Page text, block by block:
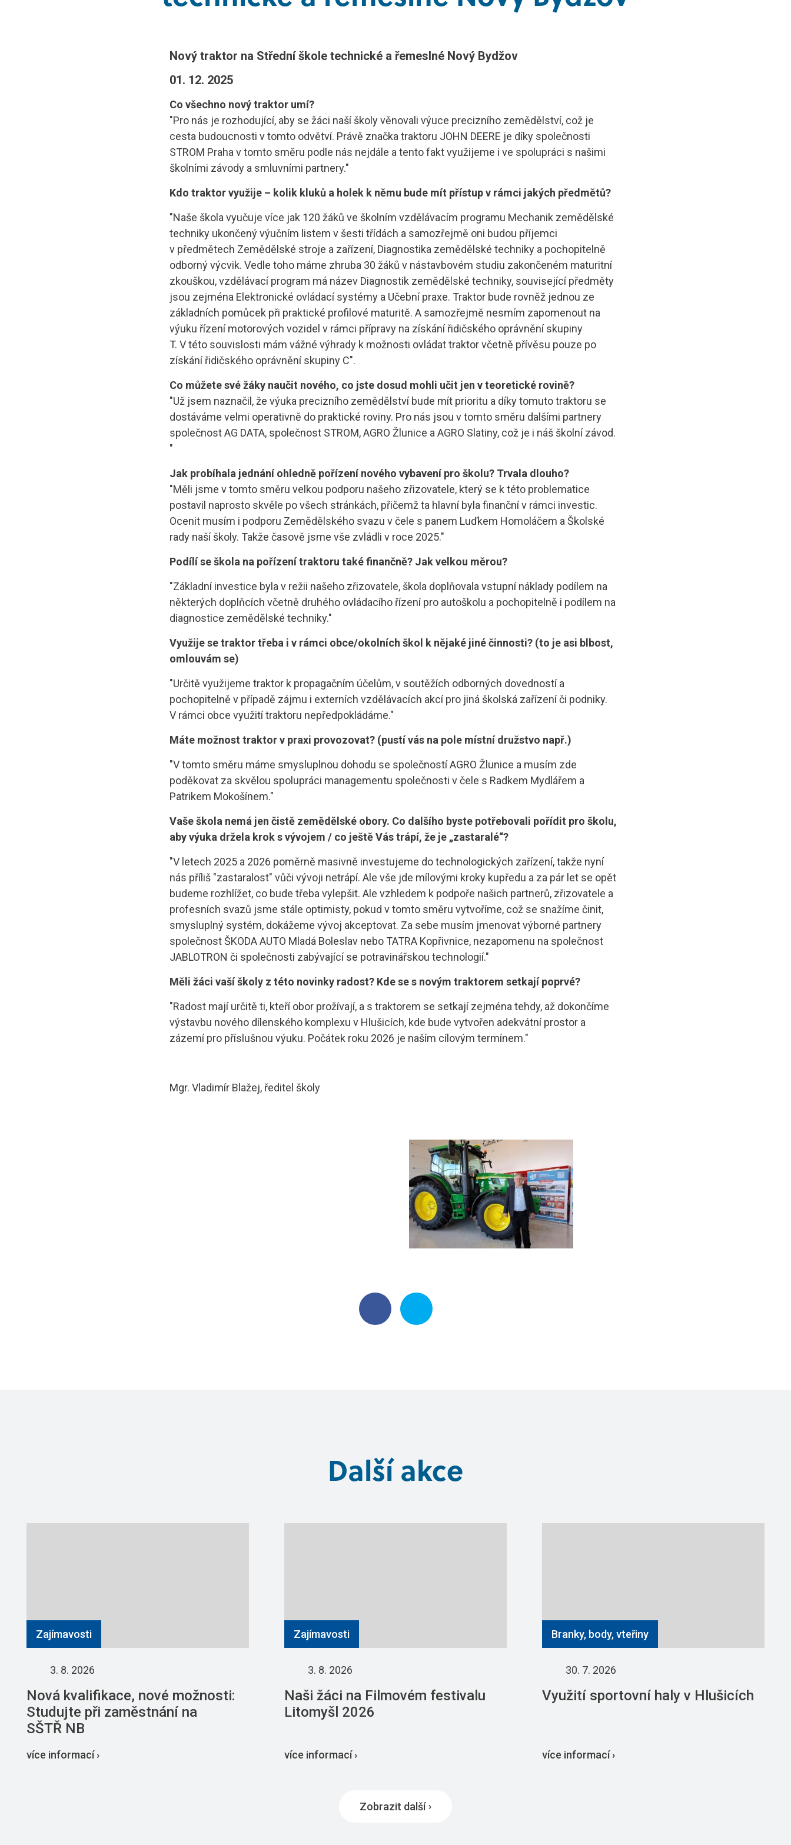
Elektrotechnik
Projekt ECDL
Nový traktor na Střední škole technické a řemeslné Nový Bydžov
01. 12. 2025
Co všechno nový traktor umí?
"Pro nás je rozhodující, aby se žáci naší školy věnovali výuce precizního zemědělství, což je
cesta budoucnosti v tomto odvětví. Právě značka traktoru JOHN DEERE je díky společnosti
STROM Praha v tomto směru podle nás nejdále a tento fakt využijeme i ve spolupráci s našimi
školními závody a smluvními partnery."
Kdo traktor využije – kolik kluků a holek k němu bude mít přístup v rámci jakých předmětů?
"Naše škola vyučuje více jak 120 žáků ve školním vzdělávacím programu Mechanik zemědělské
techniky ukončený výučním listem v šesti třídách a samozřejmě oni budou příjemci
v předmětech Zemědělské stroje a zařízení, Diagnostika zemědělské techniky a pochopitelně
odborný výcvik. Vedle toho máme zhruba 30 žáků v nástavbovém studiu zakončeném maturitní
zkouškou, vzdělávací program má název Diagnostik zemědělské techniky, související předměty
jsou zejména Elektronické ovládací systémy a Učební praxe. Traktor bude rovněž jednou ze
základních pomůcek při praktické profilové maturitě. A samozřejmě nesmím zapomenout na
výuku řízení motorových vozidel v rámci přípravy na získání řidičského oprávnění skupiny
T. V této souvislosti mám vážné výhrady k možnosti ovládat traktor včetně přívěsu pouze po
získání řidičského oprávnění skupiny C".
Co můžete své žáky naučit nového, co jste dosud mohli učit jen v teoretické rovině?
"Už jsem naznačil, že výuka precizního zemědělství bude mít prioritu a díky tomuto traktoru se
dostáváme velmi operativně do praktické roviny. Pro nás jsou v tomto směru dalšími partnery
společnost AG DATA, společnost STROM, AGRO Žlunice a AGRO Slatiny, což je i náš školní závod.
"
Jak probíhala jednání ohledně pořízení nového vybavení pro školu? Trvala dlouho?
"Měli jsme v tomto směru velkou podporu našeho zřizovatele, který se k této problematice
postavil naprosto skvěle po všech stránkách, přičemž ta hlavní byla finanční v rámci investic.
Ocenit musím i podporu Zemědělského svazu v čele s panem Luďkem Homoláčem a Školské
rady naší školy. Takže časově jsme vše zvládli v roce 2025."
Podílí se škola na pořízení traktoru také finančně? Jak velkou měrou?
"Základní investice byla v režii našeho zřizovatele, škola doplňovala vstupní náklady podílem na
některých doplňcích včetně druhého ovládacího řízení pro autoškolu a pochopitelně i podílem na
diagnostice zemědělské techniky."
Využije se traktor třeba i v rámci obce/okolních škol k nějaké jiné činnosti? (to je asi blbost,
omlouvám se)
"Určitě využijeme traktor k propagačním účelům, v soutěžích odborných dovedností a
pochopitelně v případě zájmu i externích vzdělávacích akcí pro jiná školská zařízení či podniky.
V rámci obce využití traktoru nepředpokládáme."
Máte možnost traktor v praxi provozovat? (pustí vás na pole místní družstvo např.)
"V tomto směru máme smysluplnou dohodu se společností AGRO Žlunice a musím zde
poděkovat za skvělou spolupráci managementu společnosti v čele s Radkem Mydlářem a
Patrikem Mokošínem."
Vaše škola nemá jen čistě zemědělské obory. Co dalšího byste potřebovali pořídit pro školu,
aby výuka držela krok s vývojem / co ještě Vás trápí, že je „zastaralé“?
"V letech 2025 a 2026 poměrně masivně investujeme do technologických zařízení, takže nyní
nás příliš "zastaralost" vůči vývoji netrápí. Ale vše jde mílovými kroky kupředu a za pár let se opět
budeme rozhlížet, co bude třeba vylepšit. Ale vzhledem k podpoře našich partnerů, zřizovatele a
profesních svazů jsme stále optimisty, pokud v tomto směru vytvoříme, což se snažíme činit,
smysluplný systém, dokážeme vývoj akceptovat. Za sebe musím jmenovat výborné partnery
společnost ŠKODA AUTO Mladá Boleslav nebo TATRA Kopřivnice, nezapomenu na společnost
JABLOTRON či společnosti zabývající se potravinářskou technologií."
Měli žáci vaší školy z této novinky radost? Kde se s novým traktorem setkají poprvé?
"Radost mají určitě ti, kteří obor prožívají, a s traktorem se setkají zejména tehdy, až dokončíme
výstavbu nového dílenského komplexu v Hlušicích, kde bude vytvořen adekvátní prostor a
zázemí pro příslušnou výuku. Počátek roku 2026 je naším cílovým termínem."
Mgr. Vladimír Blažej, ředitel školy
Další akce
Zajímavosti
3. 8. 2026
Nová kvalifikace, nové možnosti:
Studujte při zaměstnání na
SŠTŘ NB
více informací ›
Zajímavosti
3. 8. 2026
Naši žáci na Filmovém festivalu
Litomyšl 2026
více informací ›
Branky, body, vteřiny
30. 7. 2026
Využití sportovní haly v Hlušicích
více informací ›
Zobrazit další